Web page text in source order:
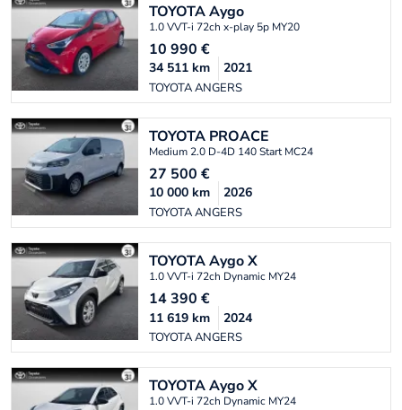
TOYOTAAygo
1.0 VVT-i 72ch x-play 5p MY20
10 990 €
TOYOTA ANGERS
34 511 km 2021
TOYOTA PROACE
Medium 2.0 D-4D 140 Start MC24
27 500 €
TOYOTA ANGERS
10 000 km 2026
TOYOTAAygo X
1.0 VVT-i 72ch Dynamic MY24
14 390 €
TOYOTA ANGERS
11 619 km 2024
TOYOTAAygo X
1.0 VVT-i 72ch Dynamic MY24